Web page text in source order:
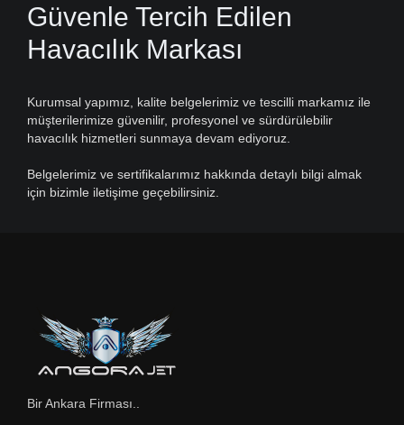
Güvenle Tercih Edilen
Havacılık Markası
Kurumsal yapımız, kalite belgelerimiz ve tescilli markamız ile
müşterilerimize güvenilir, profesyonel ve sürdürülebilir
havacılık hizmetleri sunmaya devam ediyoruz.
Belgelerimiz ve sertifikalarımız hakkında detaylı bilgi almak
için bizimle iletişime geçebilirsiniz.
Bir Ankara Firması..